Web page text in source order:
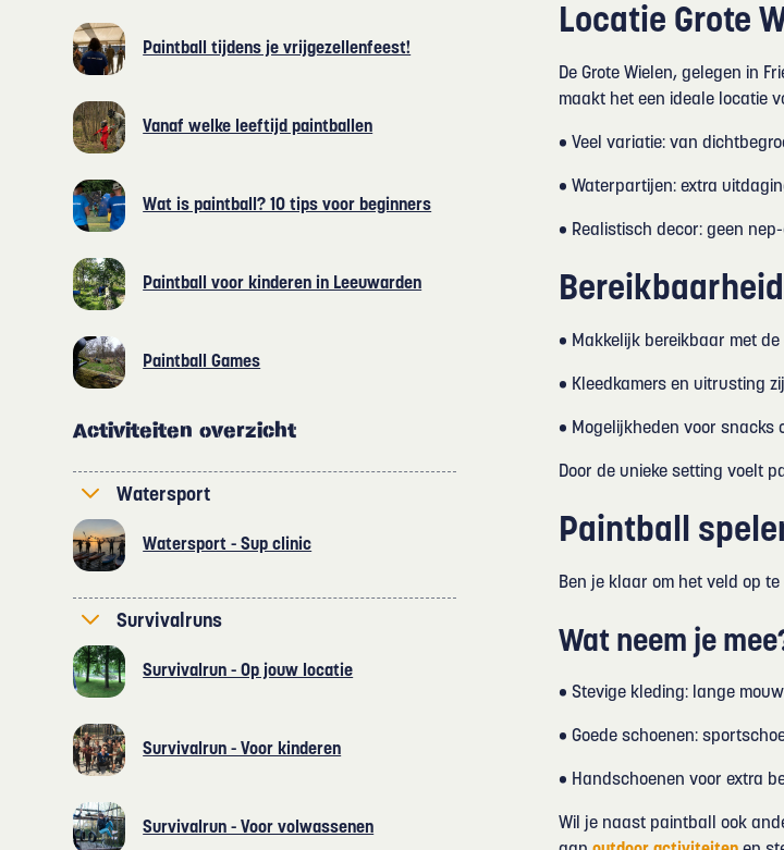
Paintball tijdens je vrijgezellenfeest!
Vanaf welke leeftijd paintballen
Wat is paintball? 10 tips voor beginners
Paintball voor kinderen in Leeuwarden
Paintball Games
Activiteiten overzicht
Watersport
Watersport - Sup clinic
Survivalruns
Survivalrun - Op jouw locatie
Survivalrun - Voor kinderen
Survivalrun - Voor volwassenen
Locatie Grote
De Grote Wielen, gelegen in
maakt het een ideale locatie
• Veel variatie: van
• Waterpartijen: extra
• Realistisch decor: geen
• Makkelijk bereikbaar met
• Kleedkamers en uitrusting
• Mogelijkheden voor snacks
Door de unieke setting voelt
Paintball
Ben je klaar om het veld op
Wat neem je
• Stevige kleding: lange
• Goede schoenen:
• Handschoenen voor extra
Wil je naast paintball ook